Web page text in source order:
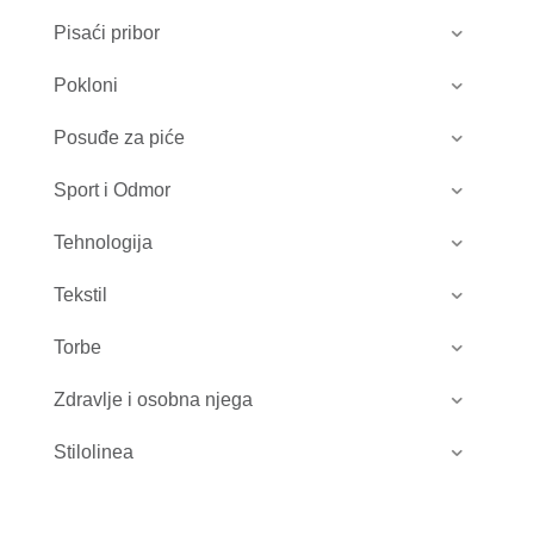
Pisaći pribor
Pokloni
Posuđe za piće
Sport i Odmor
Tehnologija
Tekstil
Torbe
Zdravlje i osobna njega
Stilolinea